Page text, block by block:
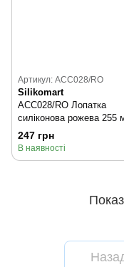
Артикул: ACC028/RO
Silikomart
ACC028/RO Лопатка
силіконова рожева 255
247 грн
В наявності